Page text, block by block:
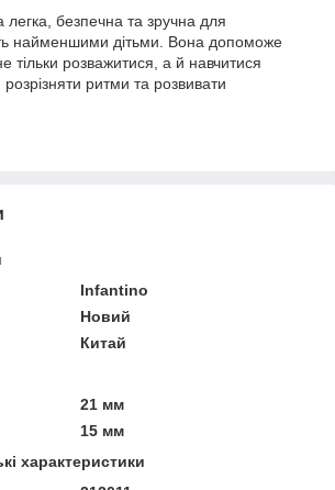
легка, безпечна та зручна для
найменшими дітьми. Вона допоможе
тільки розважитися, а й навчитися
розрізняти ритми та розвивати
Infantino
Новий
Китай
21 мм
15 мм
характеристики